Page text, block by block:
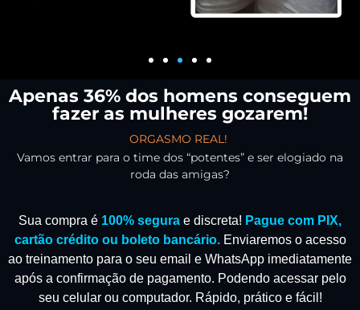
Apenas 36% dos homens conseguem
fazer as mulheres gozarem!
ORGASMO REAL!
Vamos entrar para o time dos “potentes” e ser elogiado na
roda das amigas?
Sua compra é 100% segura e discreta! Pague com PIX,
cartão crédito ou boleto bancário. Enviaremos o acesso
ao treinamento para o seu email e WhatsApp imediatamente
após a confirmação de pagamento. Podendo acessar pelo
seu celular ou computador. Rápido, prático e fácil!